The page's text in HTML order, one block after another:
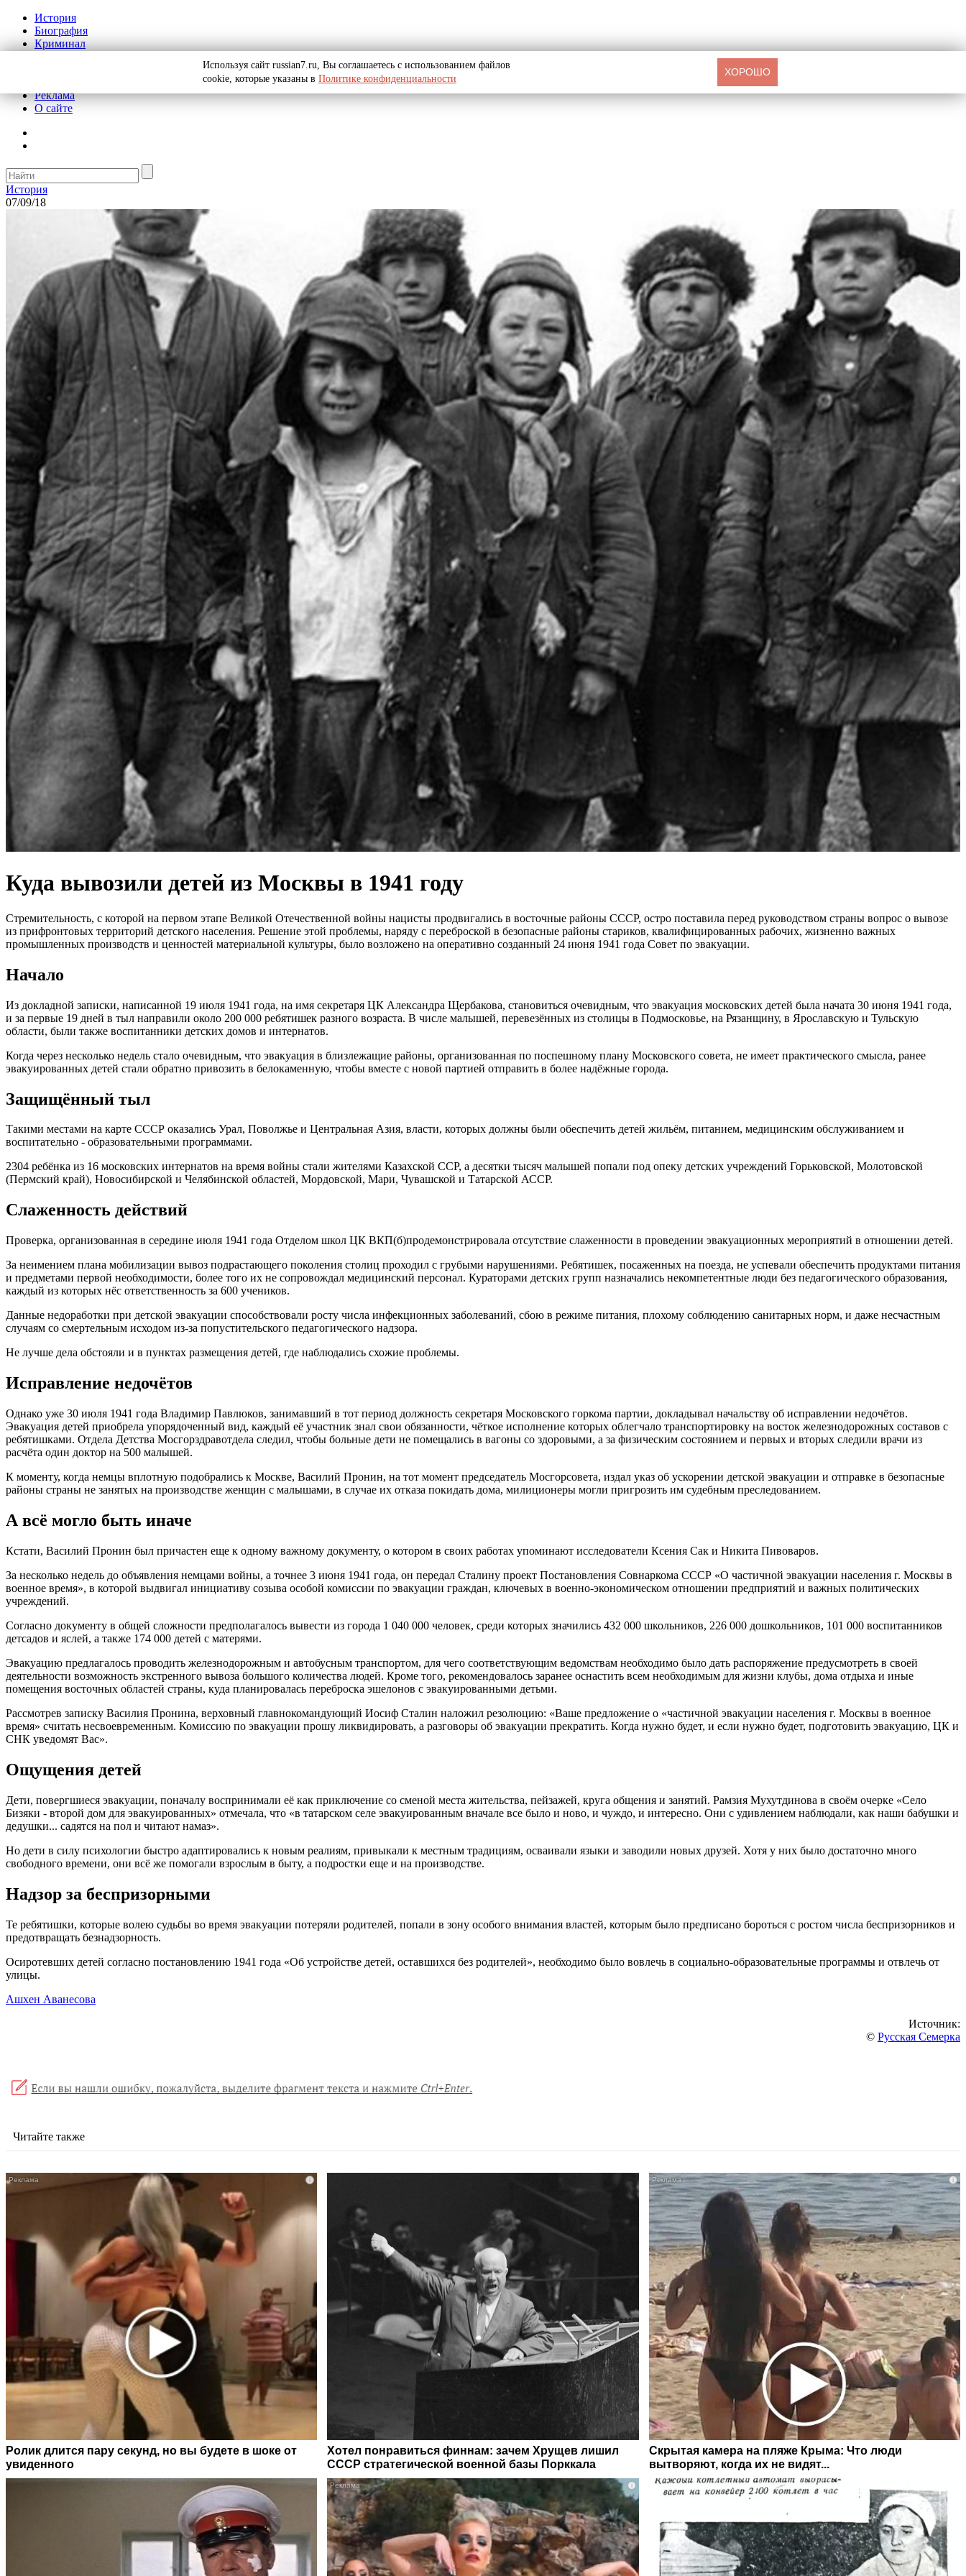
История
Биография
Криминал
Реклама
О сайте
История
07/09/18
Куда вывозили детей из Москвы в 1941 году
Стремительность, с которой на первом этапе Великой Отечественной войны нацисты продвигались в восточные районы СССР, остро поставила перед руководством страны вопрос о вывозе
из прифронтовых территорий детского населения. Решение этой проблемы, наряду с переброской в безопасные районы стариков, квалифицированных рабочих, жизненно важных
промышленных производств и ценностей материальной культуры, было возложено на оперативно созданный 24 июня 1941 года Совет по эвакуации.
Начало
Из докладной записки, написанной 19 июля 1941 года, на имя секретаря ЦК Александра Щербакова, становиться очевидным, что эвакуация московских детей была начата 30 июня 1941 года,
и за первые 19 дней в тыл направили около 200 000 ребятишек разного возраста. В числе малышей, перевезённых из столицы в Подмосковье, на Рязанщину, в Ярославскую и Тульскую
области, были также воспитанники детских домов и интернатов.
Когда через несколько недель стало очевидным, что эвакуация в близлежащие районы, организованная по поспешному плану Московского совета, не имеет практического смысла, ранее
эвакуированных детей стали обратно привозить в белокаменную, чтобы вместе с новой партией отправить в более надёжные города.
Защищённый тыл
Такими местами на карте СССР оказались Урал, Поволжье и Центральная Азия, власти, которых должны были обеспечить детей жильём, питанием, медицинским обслуживанием и
воспитательно - образовательными программами.
2304 ребёнка из 16 московских интернатов на время войны стали жителями Казахской ССР, а десятки тысяч малышей попали под опеку детских учреждений Горьковской, Молотовской
(Пермский край), Новосибирской и Челябинской областей, Мордовской, Мари, Чувашской и Татарской АССР.
Слаженность действий
Проверка, организованная в середине июля 1941 года Отделом школ ЦК ВКП(б)продемонстрировала отсутствие слаженности в проведении эвакуационных мероприятий в отношении детей.
За неимением плана мобилизации вывоз подрастающего поколения столиц проходил с грубыми нарушениями. Ребятишек, посаженных на поезда, не успевали обеспечить продуктами питания
и предметами первой необходимости, более того их не сопровождал медицинский персонал. Кураторами детских групп назначались некомпетентные люди без педагогического образования,
каждый из которых нёс ответственность за 600 учеников.
Данные недоработки при детской эвакуации способствовали росту числа инфекционных заболеваний, сбою в режиме питания, плохому соблюдению санитарных норм, и даже несчастным
случаям со смертельным исходом из-за попустительского педагогического надзора.
Не лучше дела обстояли и в пунктах размещения детей, где наблюдались схожие проблемы.
Исправление недочётов
Однако уже 30 июля 1941 года Владимир Павлюков, занимавший в тот период должность секретаря Московского горкома партии, докладывал начальству об исправлении недочётов.
Эвакуация детей приобрела упорядоченный вид, каждый её участник знал свои обязанности, чёткое исполнение которых облегчало транспортировку на восток железнодорожных составов с
ребятишками. Отдела Детства Мосгорздравотдела следил, чтобы больные дети не помещались в вагоны со здоровыми, а за физическим состоянием и первых и вторых следили врачи из
расчёта один доктор на 500 малышей.
К моменту, когда немцы вплотную подобрались к Москве, Василий Пронин, на тот момент председатель Мосгорсовета, издал указ об ускорении детской эвакуации и отправке в безопасные
районы страны не занятых на производстве женщин с малышами, в случае их отказа покидать дома, милиционеры могли пригрозить им судебным преследованием.
А всё могло быть иначе
Кстати, Василий Пронин был причастен еще к одному важному документу, о котором в своих работах упоминают исследователи Ксения Сак и Никита Пивоваров.
За несколько недель до объявления немцами войны, а точнее 3 июня 1941 года, он передал Сталину проект Постановления Совнаркома СССР «О частичной эвакуации населения г. Москвы в
военное время», в которой выдвигал инициативу созыва особой комиссии по эвакуации граждан, ключевых в военно-экономическом отношении предприятий и важных политических
учреждений.
Согласно документу в общей сложности предполагалось вывести из города 1 040 000 человек, среди которых значились 432 000 школьников, 226 000 дошкольников, 101 000 воспитанников
детсадов и яслей, а также 174 000 детей с матерями.
Эвакуацию предлагалось проводить железнодорожным и автобусным транспортом, для чего соответствующим ведомствам необходимо было дать распоряжение предусмотреть в своей
деятельности возможность экстренного вывоза большого количества людей. Кроме того, рекомендовалось заранее оснастить всем необходимым для жизни клубы, дома отдыха и иные
помещения восточных областей страны, куда планировалась переброска эшелонов с эвакуированными детьми.
Рассмотрев записку Василия Пронина, верховный главнокомандующий Иосиф Сталин наложил резолюцию: «Ваше предложение о «частичной эвакуации населения г. Москвы в военное
время» считать несвоевременным. Комиссию по эвакуации прошу ликвидировать, а разговоры об эвакуации прекратить. Когда нужно будет, и если нужно будет, подготовить эвакуацию, ЦК и
СНК уведомят Вас».
Ощущения детей
Дети, повергшиеся эвакуации, поначалу воспринимали её как приключение со сменой места жительства, пейзажей, круга общения и занятий. Рамзия Мухутдинова в своём очерке «Село
Бизяки - второй дом для эвакуированных» отмечала, что «в татарском селе эвакуированным вначале все было и ново, и чуждо, и интересно. Они с удивлением наблюдали, как наши бабушки и
дедушки... садятся на пол и читают намаз».
Но дети в силу психологии быстро адаптировались к новым реалиям, привыкали к местным традициям, осваивали языки и заводили новых друзей. Хотя у них было достаточно много
свободного времени, они всё же помогали взрослым в быту, а подростки еще и на производстве.
Надзор за беспризорными
Те ребятишки, которые волею судьбы во время эвакуации потеряли родителей, попали в зону особого внимания властей, которым было предписано бороться с ростом числа беспризорников и
предотвращать безнадзорность.
Осиротевших детей согласно постановлению 1941 года «Об устройстве детей, оставшихся без родителей», необходимо было вовлечь в социально-образовательные программы и отвлечь от
улицы.
Ашхен Аванесова
Источник:
© Русская Семерка
Читайте также
i
Ролик длится пару секунд, но вы будете в шоке от
увиденного
Хотел понравиться финнам: зачем Хрущев лишил
СССР стратегической военной базы Порккала
i
Скрытая камера на пляже Крыма: Что люди
вытворяют, когда их не видят...
i
Используя сайт russian7.ru, Вы соглашаетесь с использованием файлов
cookie, которые указаны в Политике конфиденциальности
ХОРОШО